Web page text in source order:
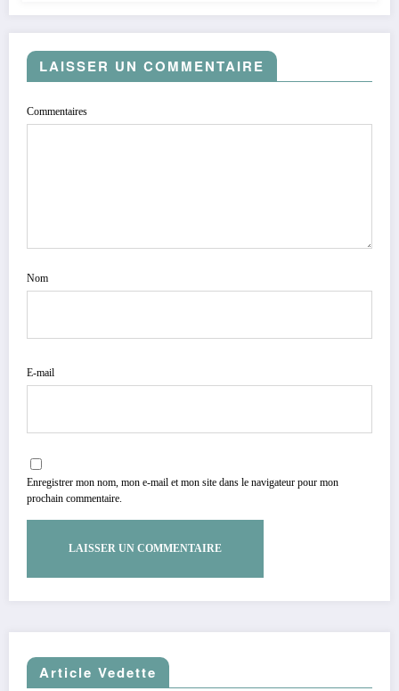
LAISSER UN COMMENTAIRE
Commentaires
Nom
E-mail
Enregistrer mon nom, mon e-mail et mon site dans le navigateur pour mon
prochain commentaire.
Article Vedette